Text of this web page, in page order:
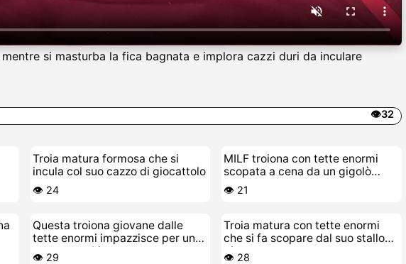
si masturba la fica bagnata e implora cazzi duri da inculare
👁️32
Troia matura formosa che si
incula col suo cazzo di giocattolo
👁️ 24
MILF troiona con tette enormi
scopata a cena da un gigolò
giovane
👁️ 21
Questa troiona giovane dalle
tette enormi impazzisce per un
cazzo vecchio e grosso
👁️ 29
Troia matura con tette enormi
che si fa scopare dal suo stallone
giovane
👁️ 28